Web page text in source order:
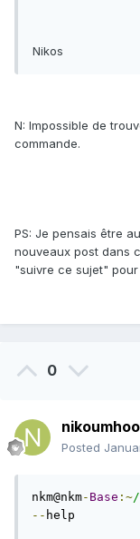
Nikos
N: Impossible de
commande.
PS: Je pensais être
nouveaux post dans
"suivre ce sujet"
0
Posted
nkm@nkm- Base :~/
-- help